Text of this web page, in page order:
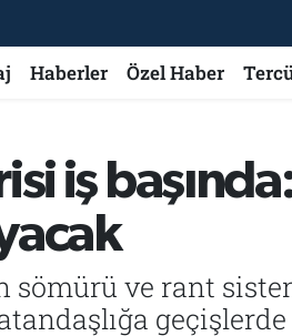
Haberler Özel Haber
iş
sömürü ve rant